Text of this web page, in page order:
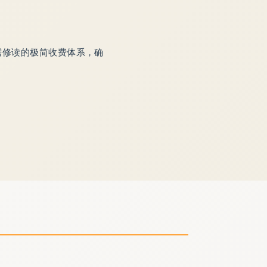
读的极简收费体系，确